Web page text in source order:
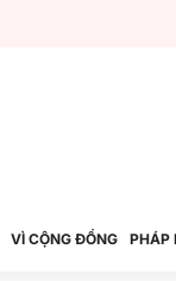
VÌ CỘNG ĐỒNG PHÁP